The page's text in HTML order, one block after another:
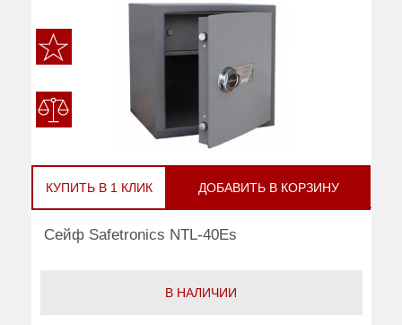
КУПИТЬ В 1 КЛИК ДОБАВИТЬ В КОРЗИНУ
Сейф Safetronics NTL-40Es
В НАЛИЧИИ